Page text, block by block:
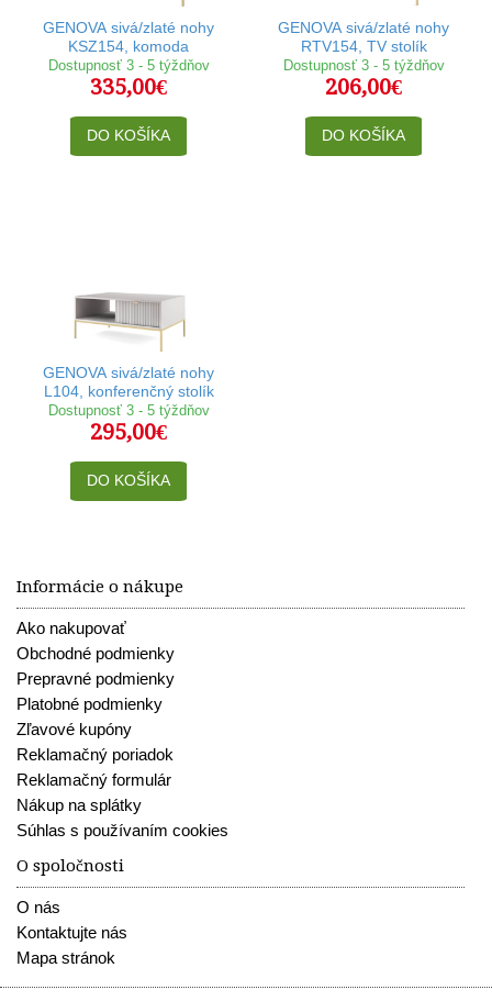
GENOVA sivá/zlaté nohy
KSZ154, komoda
Dostupnosť 3 - 5 týždňov
335,00€
DO KOŠÍKA
GENOVA sivá/zlaté nohy
RTV154, TV stolík
Dostupnosť 3 - 5 týždňov
206,00€
DO KOŠÍKA
GENOVA sivá/zlaté nohy
L104, konferenčný stolík
Dostupnosť 3 - 5 týždňov
295,00€
DO KOŠÍKA
Informácie o nákupe
Ako nakupovať
Obchodné podmienky
Prepravné podmienky
Platobné podmienky
Zľavové kupóny
Reklamačný poriadok
Reklamačný formulár
Nákup na splátky
Súhlas s používaním cookies
O spoločnosti
O nás
Kontaktujte nás
Mapa stránok